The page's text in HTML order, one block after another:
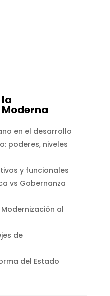
en el desarrollo
poderes, niveles
y funcionales
vs Gobernanza
al
de
del Estado